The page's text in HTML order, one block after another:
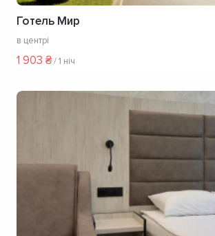
Готель Мир
в центрі
1 903 ₴/1 ніч